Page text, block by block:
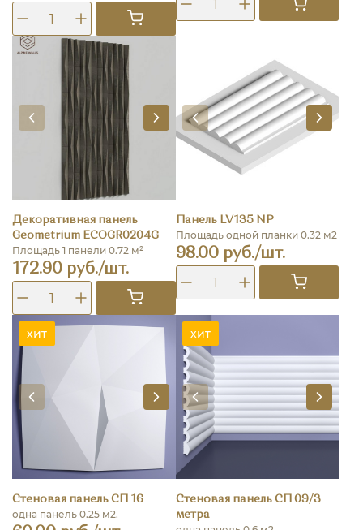
Декоративная панель
Geometrium ECOGR0204G
Площадь 1 панели 0.72 м²
172.90 руб./шт.
Панель LV135 NP
Площадь одной планки 0.32 м2
98.00 руб./шт.
хит
Стеновая панель СП 16
одна панель 0.25 м2.
хит
Стеновая панель СП 09/3
метра